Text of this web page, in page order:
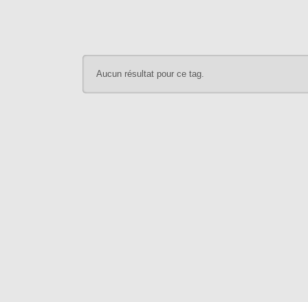
Aucun résultat pour ce tag.